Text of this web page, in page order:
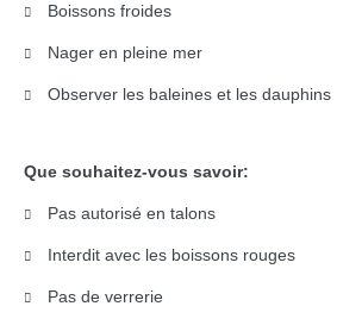
Boissons froides
Nager en pleine mer
Observer les baleines et les dauphins
Que souhaitez-vous savoir:
Pas autorisé en talons
Interdit avec les boissons rouges
Pas de verrerie